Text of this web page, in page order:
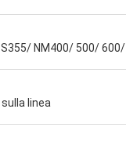
stata NM400/ 500/ 600/
linea